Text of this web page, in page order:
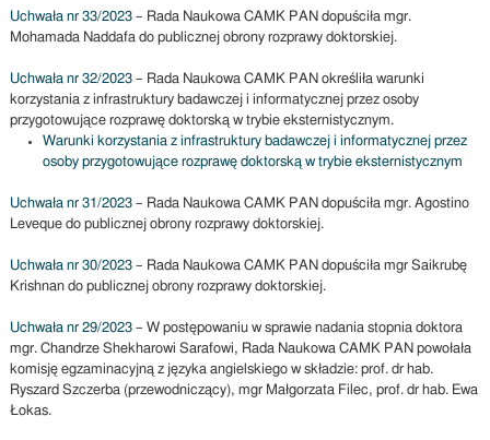
Uchwała nr 33/2023– Rada Naukowa CAMK PAN dopuściła mgr.
Mohamada Naddafa do publicznej obrony rozprawy doktorskiej.
Uchwała nr 32/2023– Rada Naukowa CAMK PAN określiła warunki
korzystania z infrastruktury badawczej i informatycznej przez osoby
przygotowujące rozprawę doktorską w trybie eksternistycznym.
Warunki korzystania z infrastruktury badawczej i informatycznej przez
osoby przygotowujące rozprawę doktorską w trybie eksternistycznym
Uchwała nr 31/2023– Rada Naukowa CAMK PAN dopuściła mgr. Agostino
Leveque do publicznej obrony rozprawy doktorskiej.
Uchwała nr 30/2023– Rada Naukowa CAMK PAN dopuściła mgr Saikrubę
Krishnan do publicznej obrony rozprawy doktorskiej.
Uchwała nr 29/2023– W postępowaniu w sprawie nadania stopnia doktora
mgr. Chandrze Shekharowi Sarafowi, Rada Naukowa CAMK PAN powołała
komisję egzaminacyjną z języka angielskiego w składzie: prof. dr hab.
Ryszard Szczerba (przewodniczący), mgr Małgorzata Filec, prof. dr hab. Ewa
Łokas.